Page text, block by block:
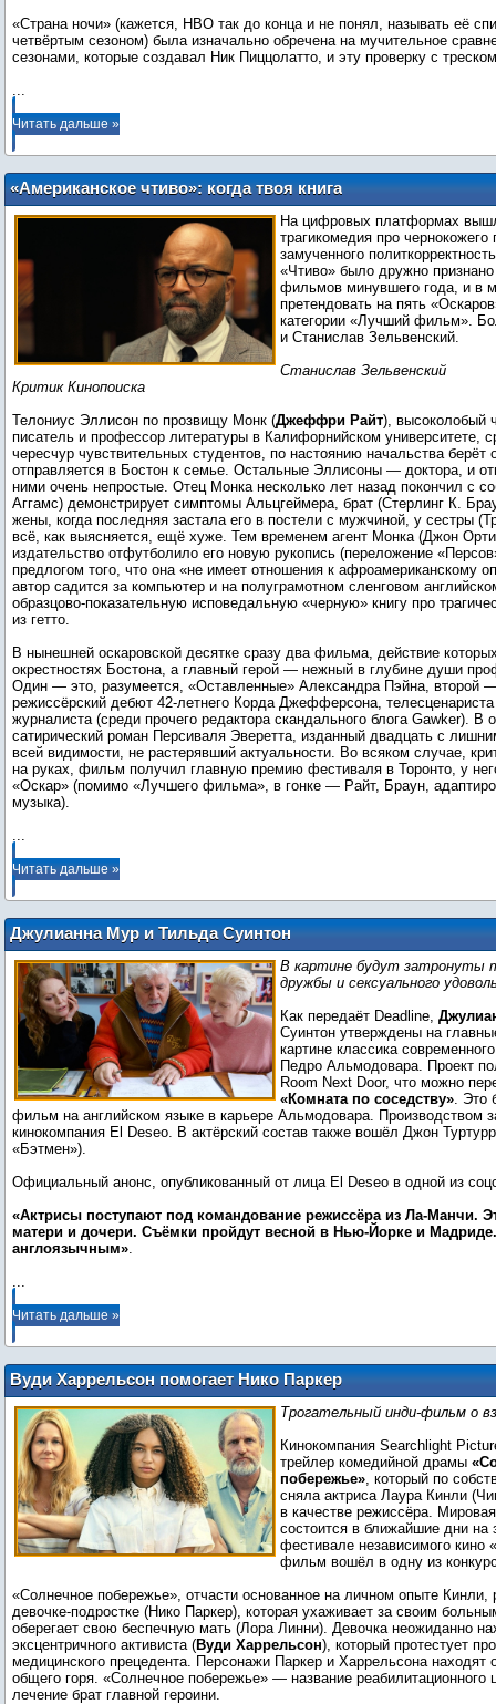
«Страна ночи» (кажется, HBO так до конца и не понял, называть её
четвёртым сезоном) была изначально обречена на мучительное
...
Читать дальше »
«Американское чтиво»: когда твоя книга
недостаточно «чёрная»
На цифровых платформах
трагикомедия про чернокожего
замученного
«Чтиво» было дружно
фильмов минувшего года, и в
претендовать на пять
категории «Лучший фильм».
и Станислав Зельвенский.
Станислав Зельвенский
Критик Кинопоиска
Телониус Эллисон по прозвищу Монк (Джеффри Райт), высоколобый
писатель и профессор литературы в Калифорнийском университете,
чересчур чувствительных студентов, по настоянию начальства берёт
отправляется в Бостон к семье. Остальные Эллисоны — доктора, и
ними очень непростые. Отец Монка несколько лет назад покончил с
Аггамс) демонстрирует симптомы Альцгеймера, брат (Стерлинг К.
жены, когда последняя застала его в постели с мужчиной, у сестры
всё, как выясняется, ещё хуже. Тем временем агент Монка (Джон
издательство отфутболило его новую рукопись (переложение
предлогом того, что она «не имеет отношения к афроамериканскому
автор садится за компьютер и на полуграмотном сленговом
образцово-показательную исповедальную «черную» книгу про
из гетто.
В нынешней оскаровской десятке сразу два фильма, действие
окрестностях Бостона, а главный герой — нежный в глубине души
Один — это, разумеется, «Оставленные» Александра Пэйна, второй
режиссёрский дебют 42-летнего Корда Джефферсона,
журналиста (среди прочего редактора скандального блога Gawker). В
сатирический роман Персиваля Эверетта, изданный двадцать с
всей видимости, не растерявший актуальности. Во всяком случае,
на руках, фильм получил главную премию фестиваля в Торонто, у
«Оскар» (помимо «Лучшего фильма», в гонке — Райт, Браун,
...
Читать дальше »
Джулианна Мур и Тильда Суинтон
сыграют в первом англоязычном
фильме Педро Альмодовара
В картине будут затронуты
дружбы и сексуального
Как передаёт Deadline,
Суинтон утверждены на
картине классика
Педро Альмодовара. Проект
Room Next Door, что можно
«Комната по соседству». Это
фильм на английском языке в карьере Альмодовара. Производством
кинокомпания El Deseo. В актёрский состав также вошёл Джон
«Бэтмен»).
Официальный анонс, опубликованный от лица El Deseo в одной из
«Актрисы поступают под командование режиссёра из Ла-Манчи.
матери и дочери. Съёмки пройдут весной в Нью-Йорке и
англоязычным»
...
Читать дальше »
Вуди Харрельсон помогает Нико Паркер
пережить горе в трейлере драмеди
«Солнечное побережье»
Трогательный инди-фильм о
Кинокомпания Searchlight
трейлер комедийной драмы
побережье», который по
сняла актриса Лаура Кинли
в качестве режиссёра.
состоится в ближайшие дни на
фестивале независимого кино
фильм вошёл в одну из
«Солнечное побережье», отчасти основанное на личном опыте Кинли,
девочке-подростке (Нико Паркер), которая ухаживает за своим
оберегает свою беспечную мать (Лора Линни). Девочка неожиданно
эксцентричного активиста (Вуди Харрельсон), который протестует
медицинского прецедента. Персонажи Паркер и Харрельсона находят
общего горя. «Солнечное побережье» — название реабилитационного